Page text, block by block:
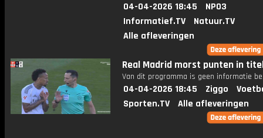
04-04-2026 18:45
NPO3
Informatief.TV
Natuur.TV
Alle afleveringen
Real Madrid morst punten in
Van dit programma is geen informatie
04-04-2026 18:45 Ziggo
Sporten.TV
Alle afleveringen